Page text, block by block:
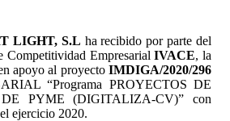
LIGHT, S.L ha recibido por parte del
Competitividad EmpresarialIVACE, la
apoyo al proyecto IMDIGA/2020/296
“Programa PROYECTOS DE
PYME (DIGITALIZA-CV)” con
ejercicio 2020.